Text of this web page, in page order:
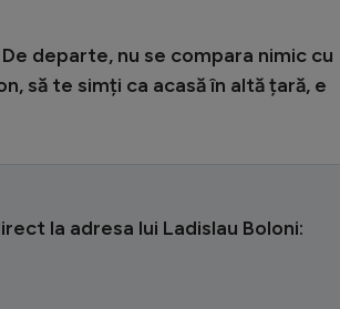
De departe, nu se compara nimic cu
să te simți ca acasă în altă țară, e
la adresa lui Ladislau Boloni: